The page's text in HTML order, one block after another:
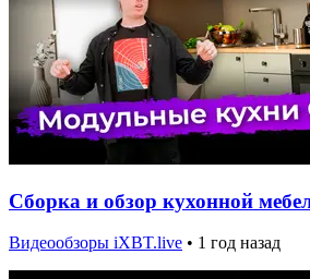
Сборка и обзор кухонной
Видеообзоры iXBT.live • 1 год назад